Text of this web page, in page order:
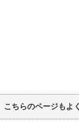
こちらのページもよ